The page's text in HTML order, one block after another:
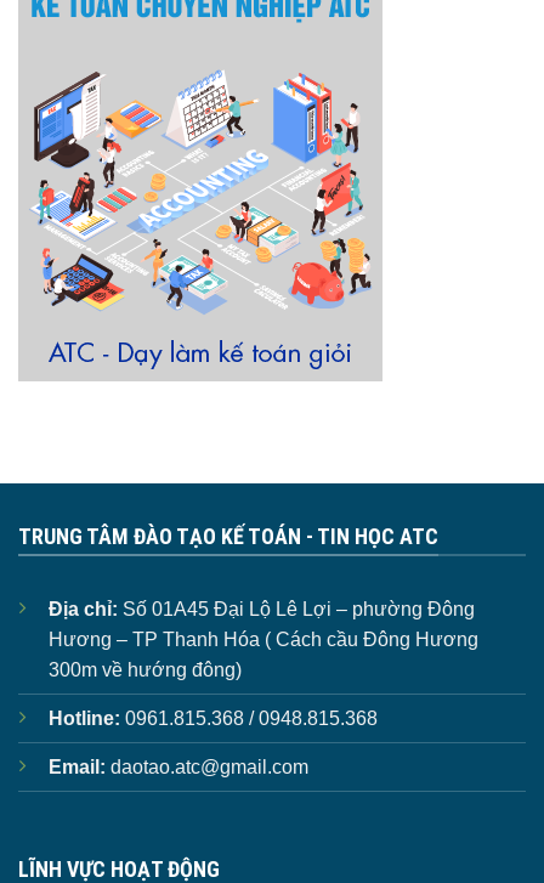
TRUNG TÂM ĐÀO TẠO KẾ TOÁN - TIN HỌC ATC
Địa chỉ: Số 01A45 Đại Lộ Lê Lợi – phường Đông
Hương – TP Thanh Hóa ( Cách cầu Đông Hương
300m về hướng đông)
Hotline: 0961.815.368 / 0948.815.368
Email: daotao.atc@gmail.com
LĨNH VỰC HOẠT ĐỘNG